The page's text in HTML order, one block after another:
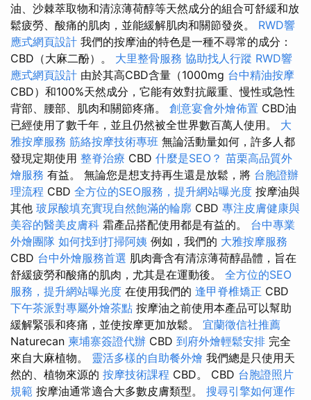
油、沙棘萃取物和清涼薄荷醇等天然成分的組合可舒緩和放
鬆疲勞、酸痛的肌肉，並能緩解肌肉和關節發炎。 RWD響
應式網頁設計 我們的按摩油的特色是一種不尋常的成分：
CBD（大麻二酚）。 大里整骨服務 協助找人行蹤 RWD響
應式網頁設計 由於其高CBD含量（1000mg 台中精油按摩
CBD）和100%天然成分，它能有效對抗嚴重、慢性或急性
背部、腰部、肌肉和關節疼痛。 創意宴會外燴佈置 CBD油
已經使用了數千年，並且仍然被全世界數百萬人使用。 大
雅按摩服務 筋絡按摩技術專班 無論活動量如何，許多人都
發現定期使用 整脊治療 CBD 什麼是SEO？ 苗栗高品質外
燴服務 有益。 無論您是想支持再生還是放鬆，將 台胞證辦
理流程 CBD 全方位的SEO服務，提升網站曝光度 按摩油與
其他 玻尿酸填充實現自然飽滿的輪廓 CBD 專注皮膚健康與
美容的醫美皮膚科 霜產品搭配使用都是有益的。 台中專業
外燴團隊 如何找到打掃阿姨 例如，我們的 大雅按摩服務
CBD 台中外燴服務首選 肌肉膏含有清涼薄荷醇晶體，旨在
舒緩疲勞和酸痛的肌肉，尤其是在運動後。 全方位的SEO
服務，提升網站曝光度 在使用我們的 逢甲脊椎矯正 CBD
下午茶派對專屬外燴茶點 按摩油之前使用本產品可以幫助
緩解緊張和疼痛，並使按摩更加放鬆。 宜蘭徵信社推薦
Naturecan 柬埔寨簽證代辦 CBD 到府外燴輕鬆安排 完全
來自大麻植物。 靈活多樣的自助餐外燴 我們總是只使用天
然的、植物來源的 按摩技術課程 CBD。 CBD 台胞證照片
規範 按摩油通常適合大多數皮膚類型。 搜尋引擎如何運作